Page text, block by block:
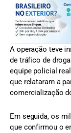
A operação teve
de tráfico de
equipe policial
que relataram a
comercialização
Em seguida, os
que confirmou o